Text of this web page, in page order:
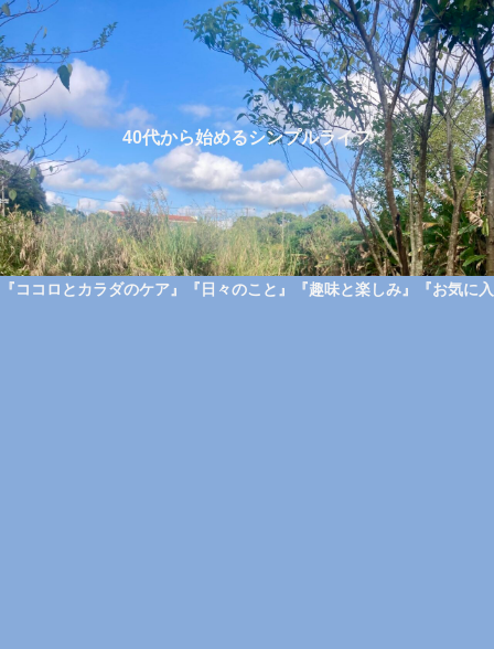
40代から始めるシンプルライフ
『ココロとカラダのケア』 『日々のこと』 『趣味と楽しみ』 『お気に